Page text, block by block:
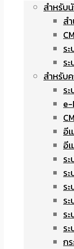
สำหรับ
ส
ร
ร
สำหรับ
ร
อี
อี
ร
ร
ร
ร
ร
ร
ก